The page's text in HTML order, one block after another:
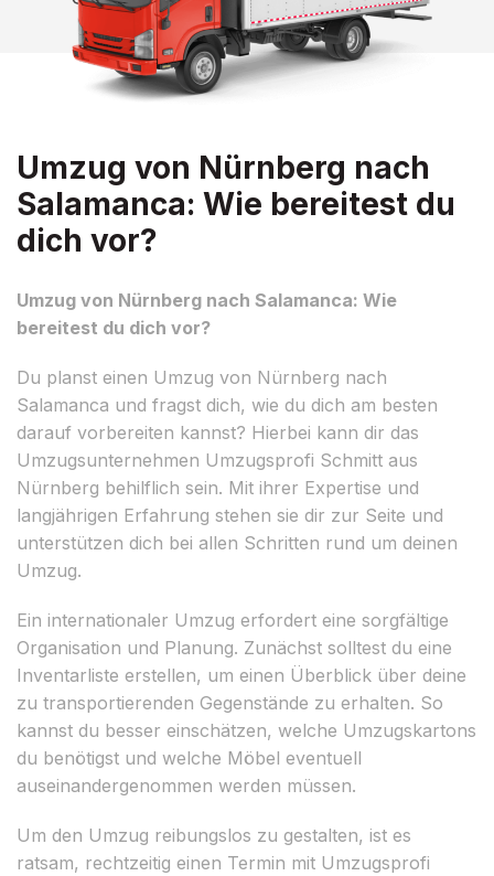
Umzug von Nürnberg nach
Salamanca: Wie bereitest du
dich vor?
Umzug von Nürnberg nach Salamanca: Wie
bereitest du dich vor?
Du planst einen Umzug von Nürnberg nach
Salamanca und fragst dich, wie du dich am besten
darauf vorbereiten kannst? Hierbei kann dir das
Umzugsunternehmen Umzugsprofi Schmitt aus
Nürnberg behilflich sein. Mit ihrer Expertise und
langjährigen Erfahrung stehen sie dir zur Seite und
unterstützen dich bei allen Schritten rund um deinen
Umzug.
Ein internationaler Umzug erfordert eine sorgfältige
Organisation und Planung. Zunächst solltest du eine
Inventarliste erstellen, um einen Überblick über deine
zu transportierenden Gegenstände zu erhalten. So
kannst du besser einschätzen, welche Umzugskartons
du benötigst und welche Möbel eventuell
auseinandergenommen werden müssen.
Um den Umzug reibungslos zu gestalten, ist es
ratsam, rechtzeitig einen Termin mit Umzugsprofi